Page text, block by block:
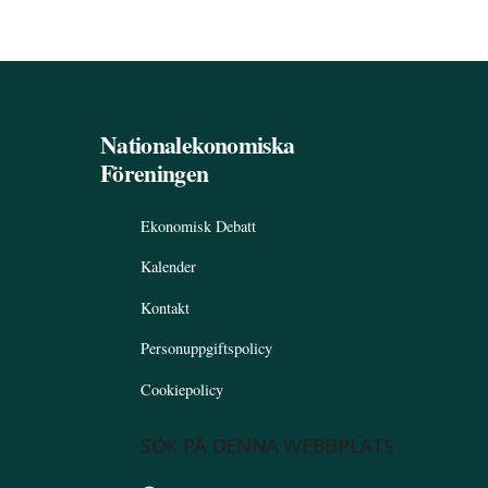
Nationalekonomiska
Föreningen
Ekonomisk Debatt
Kalender
Kontakt
Personuppgiftspolicy
Cookiepolicy
SÖK PÅ DENNA WEBBPLATS